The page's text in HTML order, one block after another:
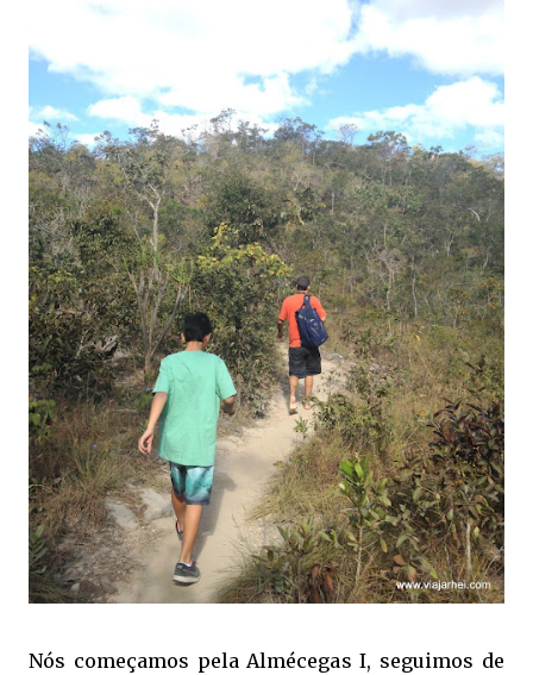
Nós começamos pela Almécegas I, seguimos de